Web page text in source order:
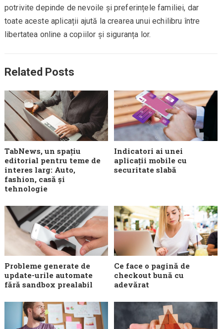
potrivite depinde de nevoile și preferințele familiei, dar
toate aceste aplicații ajută la crearea unui echilibru între
libertatea online a copiilor și siguranța lor.
Related Posts
TabNews, un spațiu
editorial pentru teme de
interes larg: Auto,
fashion, casă și
tehnologie
Indicatori ai unei
aplicații mobile cu
securitate slabă
Probleme generate de
update-urile automate
fără sandbox prealabil
Ce face o pagină de
checkout bună cu
adevărat